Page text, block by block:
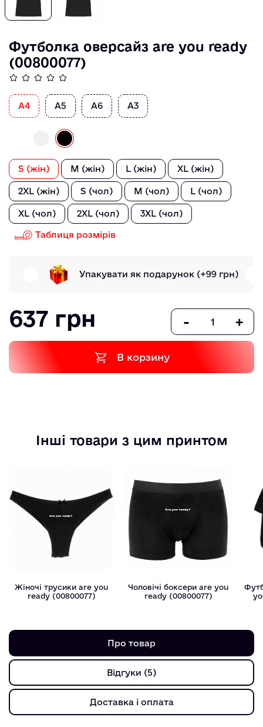
Футболка оверсайз are you ready
(00800077)
A4 А5 А6 А3
S (жін) M (жін) L (жін) XL (жін)
2XL (жін) S (чол) M (чол) L (чол)
XL (чол) 2XL (чол) 3XL (чол)
Таблиця розмірів
Упакувати як подарунок (+99 грн)
637 грн - +
В корзину
Інші товари з цим принтом
Жіночі трусики are you
ready (00800077)
Чоловічі боксери are you
ready (00800077)
Про товар
Відгуки (5)
Доставка і оплата